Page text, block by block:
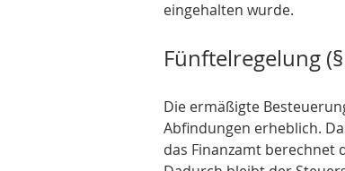
eingehalten wurde.
Fünftelregelung
Die ermäßigte
Abfindungen erheblich.
das Finanzamt berechnet